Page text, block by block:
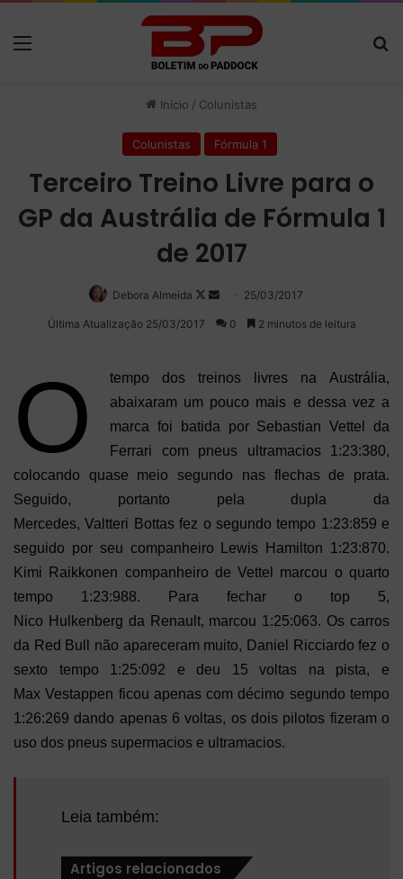
Início / Colunistas
Colunistas Fórmula 1
Terceiro Treino Livre para o
GP da Austrália de Fórmula 1
de 2017
Debora Almeida
Follow
on
Mande
um
25/03/2017
Última Atualização 25/03/2017 0 2 minutos de leitura
O
tempo dos treinos livres na Austrália,
abaixaram um pouco mais e dessa vez a
marca foi batida por Sebastian Vettel da
Ferrari com pneus ultramacios 1:23:380,
colocando quase meio segundo nas flechas de prata.
Seguido, portanto pela dupla da
Mercedes, Valtteri Bottas fez o segundo tempo 1:23:859 e
seguido por seu companheiro Lewis Hamilton 1:23:870.
Kimi Raikkonen companheiro de Vettel marcou o quarto
tempo 1:23:988. Para fechar o top 5,
Nico Hulkenberg da Renault, marcou 1:25:063. Os carros
da Red Bull não apareceram muito, Daniel Ricciardo fez o
sexto tempo 1:25:092 e deu 15 voltas na pista, e
Max Vestappen ficou apenas com décimo segundo tempo
1:26:269 dando apenas 6 voltas, os dois pilotos fizeram o
uso dos pneus supermacios e ultramacios.
Leia também:
Artigos relacionados